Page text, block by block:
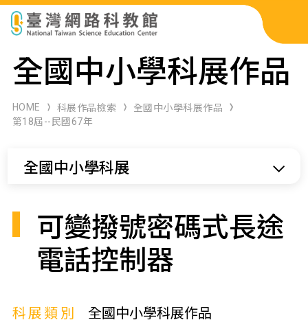
科展作品檢索
科學研習月刊
全國中小學科展作品
HOME 科展作品檢索
全國中小學科展作品
第18屆--民國67年
全國中小學科展
可變撥號密碼式長途
電話控制器
科展類別
全國中小學科展作品